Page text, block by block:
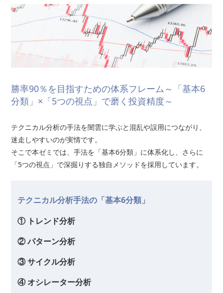
勝率90％を目指すための体系フレーム～「基本6
分類」×「5つの視点」で磨く投資精度～
テクニカル分析の手法を闇雲に学ぶと混乱や誤用につながり、
迷走しやすいのが実情です。
そこで本ゼミでは、手法を「基本6分類」に体系化し、さらに
「5つの視点」で深掘りする独自メソッドを採用しています。
テクニカル分析手法の「基本6分類」
① トレンド分析
② パターン分析
③ サイクル分析
④ オシレーター分析